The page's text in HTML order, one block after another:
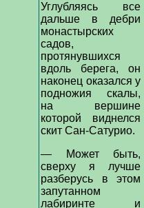
Углубляясь все
дальше в дебри
монастырских
садов,
протянувшихся
вдоль берега, он
наконец оказался у
подножия скалы,
на вершине
которой виднелся
скит Сан-Сатурио.
— Может быть,
сверху я лучше
разберусь в этом
запутанном
лабиринте и